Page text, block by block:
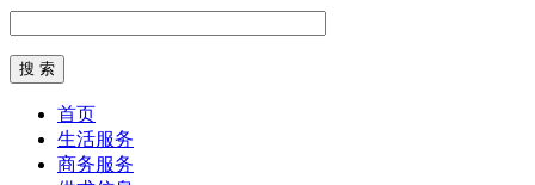
首页
生活服务
商务服务